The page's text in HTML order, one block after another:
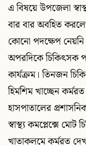
এ বিষয়ে উপজেলা
বার বার অবহিত
কোনো পদক্ষেপ
অপরদিকে চিকিৎসক
কার্যক্রম। তিনজন
হিমশিম খাচ্ছেন
হাসপাতালের
স্বাস্থ্য কমপ্লেক্সে
খাতাকলমে কর্মরত